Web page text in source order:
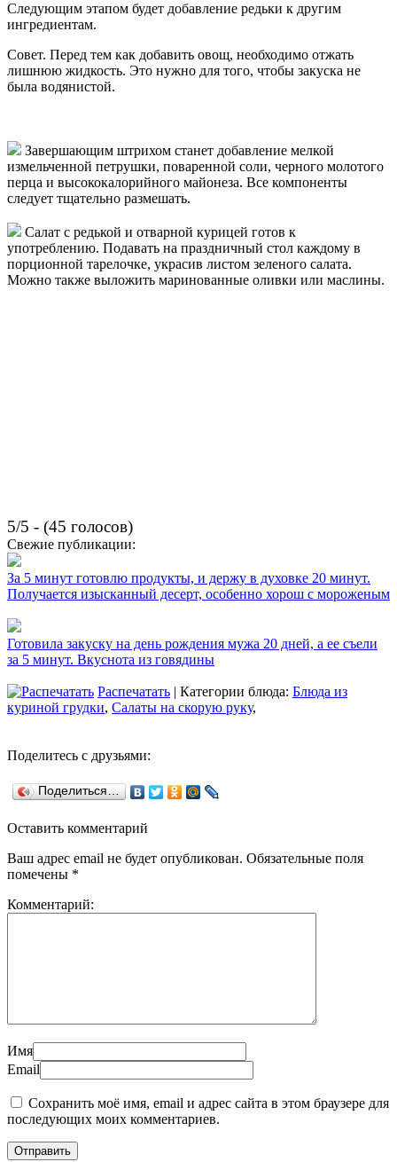
Следующим этапом будет добавление редьки к другим
ингредиентам.
Совет. Перед тем как добавить овощ, необходимо отжать
лишнюю жидкость. Это нужно для того, чтобы закуска не
была водянистой.
Завершающим штрихом станет добавление мелкой
измельченной петрушки, поваренной соли, черного молотого
перца и высококалорийного майонеза. Все компоненты
следует тщательно размешать.
Салат с редькой и отварной курицей готов к
употреблению. Подавать на праздничный стол каждому в
порционной тарелочке, украсив листом зеленого салата.
Можно также выложить маринованные оливки или маслины.
5/5 - (45 голосов)
Свежие публикации:
За 5 минут готовлю продукты, и держу в духовке 20 минут.
Получается изысканный десерт, особенно хорош с мороженым
Готовила закуску на день рождения мужа 20 дней, а ее съели
за 5 минут. Вкуснота из говядины
Распечатать | Категории блюда: Блюда из
куриной грудки, Салаты на скорую руку,
Поделитесь с друзьями:
Поделиться…
Оставить комментарий
Ваш адрес email не будет опубликован. Обязательные поля
помечены *
Комментарий:
Имя
Email
Сохранить моё имя, email и адрес сайта в этом браузере для
последующих моих комментариев.